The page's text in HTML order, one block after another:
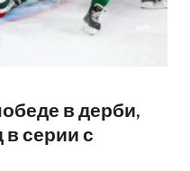
в дерби,
серии с